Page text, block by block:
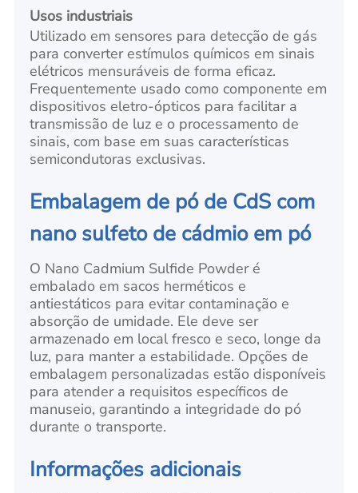
Usos industriais
Utilizado em sensores para detecção de gás
para converter estímulos químicos em sinais
elétricos mensuráveis de forma eficaz.
Frequentemente usado como componente em
dispositivos eletro-ópticos para facilitar a
transmissão de luz e o processamento de
sinais, com base em suas características
semicondutoras exclusivas.
Embalagem de pó de CdS com
nano sulfeto de cádmio em pó
O Nano Cadmium Sulfide Powder é
embalado em sacos herméticos e
antiestáticos para evitar contaminação e
absorção de umidade. Ele deve ser
armazenado em local fresco e seco, longe da
luz, para manter a estabilidade. Opções de
embalagem personalizadas estão disponíveis
para atender a requisitos específicos de
manuseio, garantindo a integridade do pó
durante o transporte.
Informações adicionais